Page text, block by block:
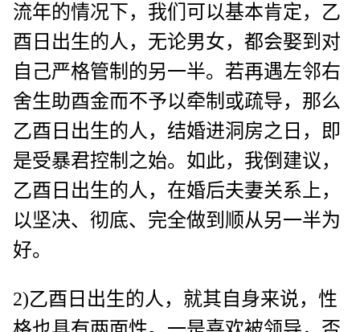
流年的情况下，我们可以基本肯定，乙
酉日出生的人，无论男女，都会娶到对
自己严格管制的另一半。若再遇左邻右
舍生助酉金而不予以牵制或疏导，那么
乙酉日出生的人，结婚进洞房之日，即
是受暴君控制之始。如此，我倒建议，
乙酉日出生的人，在婚后夫妻关系上，
以坚决、彻底、完全做到顺从另一半为
好。
2)乙酉日出生的人，就其自身来说，性